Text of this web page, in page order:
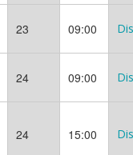
23 09:00
24 09:00
24 15:00